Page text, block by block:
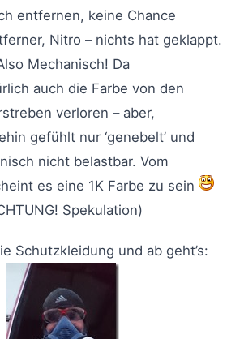
entfernen, keine Chance
Nitro – nichts hat geklappt.
Mechanisch! Da
auch die Farbe von den
verloren – aber,
gefühlt nur ‘genebelt’ und
nicht belastbar. Vom
es eine 1K Farbe zu sein
Spekulation)
Schutzkleidung und ab geht’s: